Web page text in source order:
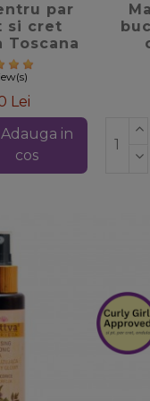
par
si cret
Toscana
Lei
Adauga in
cos